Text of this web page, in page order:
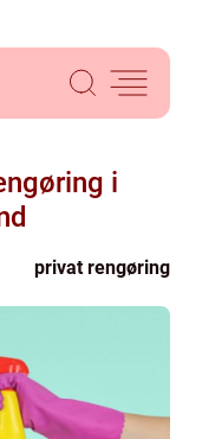
i
privat rengøring